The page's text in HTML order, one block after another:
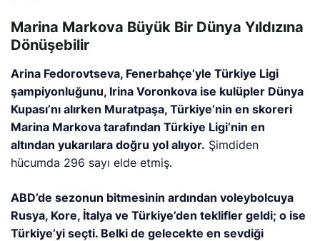
Marina Markova Büyük Bir Dünya Yıldızına
Dönüşebilir
Arina Fedorovtseva, Fenerbahçe’yle Türkiye Ligi
şampiyonluğunu, Irina Voronkova ise kulüpler Dünya
Kupası’nı alırken Muratpaşa, Türkiye’nin en skoreri
Marina Markova tarafından Türkiye Ligi’nin en
altından yukarılara doğru yol alıyor. Şimdiden
hücumda 296 sayı elde etmiş.
ABD’de sezonun bitmesinin ardından voleybolcuya
Rusya, Kore, İtalya ve Türkiye’den teklifler geldi; o ise
Türkiye’yi seçti. Belki de gelecekte en sevdiği